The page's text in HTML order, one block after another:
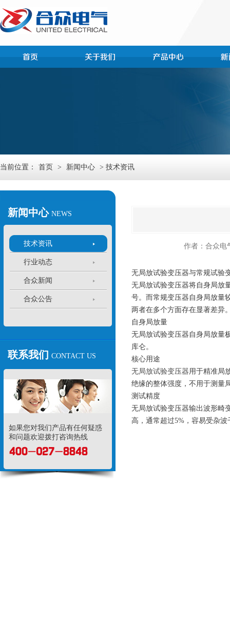
当前位置： 首页 > 新闻中心 > 技术资讯
新闻中心 NEWS
技术资讯
行业动态
合众新闻
合众公告
联系我们 CONTACT US
如果您对我们产品有任何疑惑
和问题欢迎拨打咨询热线
作者：合众电
无局放试验变压器与常规试验
无局放试验变压器将自身局放
号。而常规变压器自身局放量
两者在多个方面存在显著差异
自身局放量
无局放试验变压器 自身局放量
库仑。
核心用途
无局放试验变压器用于精准局
绝缘的整体强度，不用于测量
测试精度
无局放试验变压器输出波形畸
高，通常超过5%，容易受杂